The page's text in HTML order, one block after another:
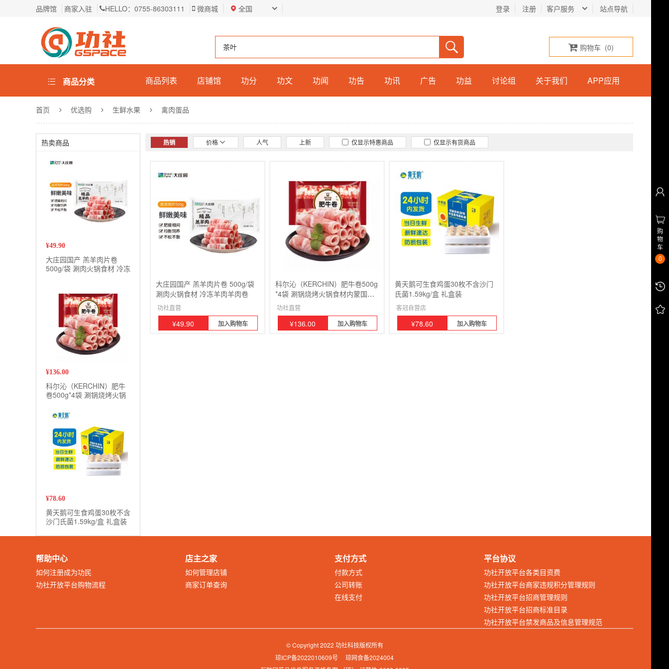
品牌馆 商家入驻 HELLO：0755-86303111 微商城 全国 客户服务 站点导航
登录 注册
购物车 (0)
商品列表 店铺馆 功分 功文 功闻 功告 功讯 广告 功益 讨论组 关于我们 APP应用
商品分类
首页 优选购 生鲜水果 禽肉蛋品
热卖商品
¥49.90
大庄园国产 羔羊肉片卷
500g/袋 涮肉火锅食材 冷冻
¥136.00
科尔沁（KERCHIN）肥牛
卷500g*4袋 涮锅烧烤火锅
卷肥肉片
¥78.60
黄天鹅可生食鸡蛋30枚不含
沙门氏菌1.59kg/盒 礼盒装
热销 价格 人气 上新 仅显示特惠商品 仅显示有货商品
大庄园国产 羔羊肉片卷 500g/袋
涮肉火锅食材 冷冻羊肉羊肉卷
功社直营
¥49.90 加入购物车
科尔沁（KERCHIN）肥牛卷500g
*4袋 涮锅烧烤火锅食材内蒙国产
谷饲生鲜牛肉卷肥肉片
功社直营
¥136.00 加入购物车
黄天鹅可生食鸡蛋30枚不含沙门
氏菌1.59kg/盒 礼盒装
客冠自营店
¥78.60 加入购物车
购
物
车
0
帮助中心
如何注册成为功民
功社开放平台购物流程
店主之家
如何管理店铺
商家订单查询
支付方式
付款方式
公司转账
在线支付
平台协议
功社开放平台各类目资费
功社开放平台商家违规积分管理规则
功社开放平台招商管理规则
功社开放平台招商标准目录
功社开放平台禁发商品及信息管理规范
© Copyright 2022 功社科技版权所有
琼ICP备2022010609号
琼网食备2024004